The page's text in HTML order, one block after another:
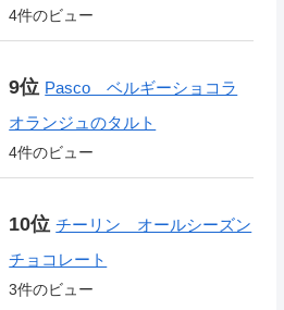
4件のビュー
Pasco ベルギーショコラ
オランジュのタルト
4件のビュー
チーリン オールシーズン
チョコレート
3件のビュー